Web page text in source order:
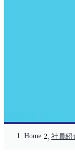
Home 社員紹